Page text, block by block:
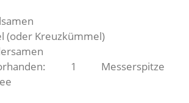
(oder Kreuzkümmel)
1 Messerspitze